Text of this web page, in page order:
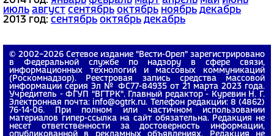
июль август сентябрь октябрь ноябрь декабрь
2013 год: сентябрь октябрь декабрь
© 2002−2026 Сетевое издание "Вести-Орел" зарегистрировано
в Федеральной службе по надзору в сфере связи,
информационных технологий и массовых коммуникаций
(Роскомнадзор). Реестровая запись средства массовой
информации серия Эл № ФС77-84935 от 21 марта 2023 года.
Учредитель - ФГУП "ВГТРК". Главный редактор - Куревин Н. Г.
Электронная почта: info@ogtrk.ru. Телефон редакции: 8 (4862)
76-14-06. При полном или частичном использовании
материалов гипер-ссылка на сайт обязательна. Редакция не
несет ответственности за достоверность информации,
опубликованной в рекламных объявлениях. Редакция не